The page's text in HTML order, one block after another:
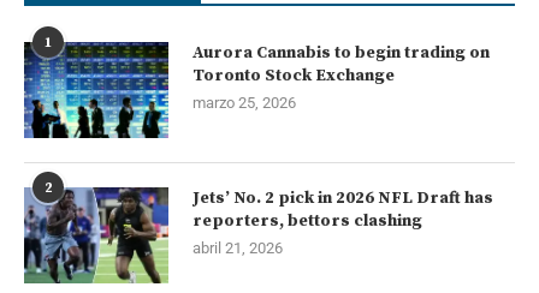
1
Aurora Cannabis to begin trading on
Toronto Stock Exchange
marzo 25, 2026
2
Jets’ No. 2 pick in 2026 NFL Draft has
reporters, bettors clashing
abril 21, 2026